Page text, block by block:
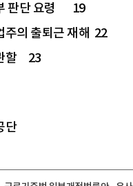
판단 요령
19
주의 출퇴근 재해 22
할
23
단